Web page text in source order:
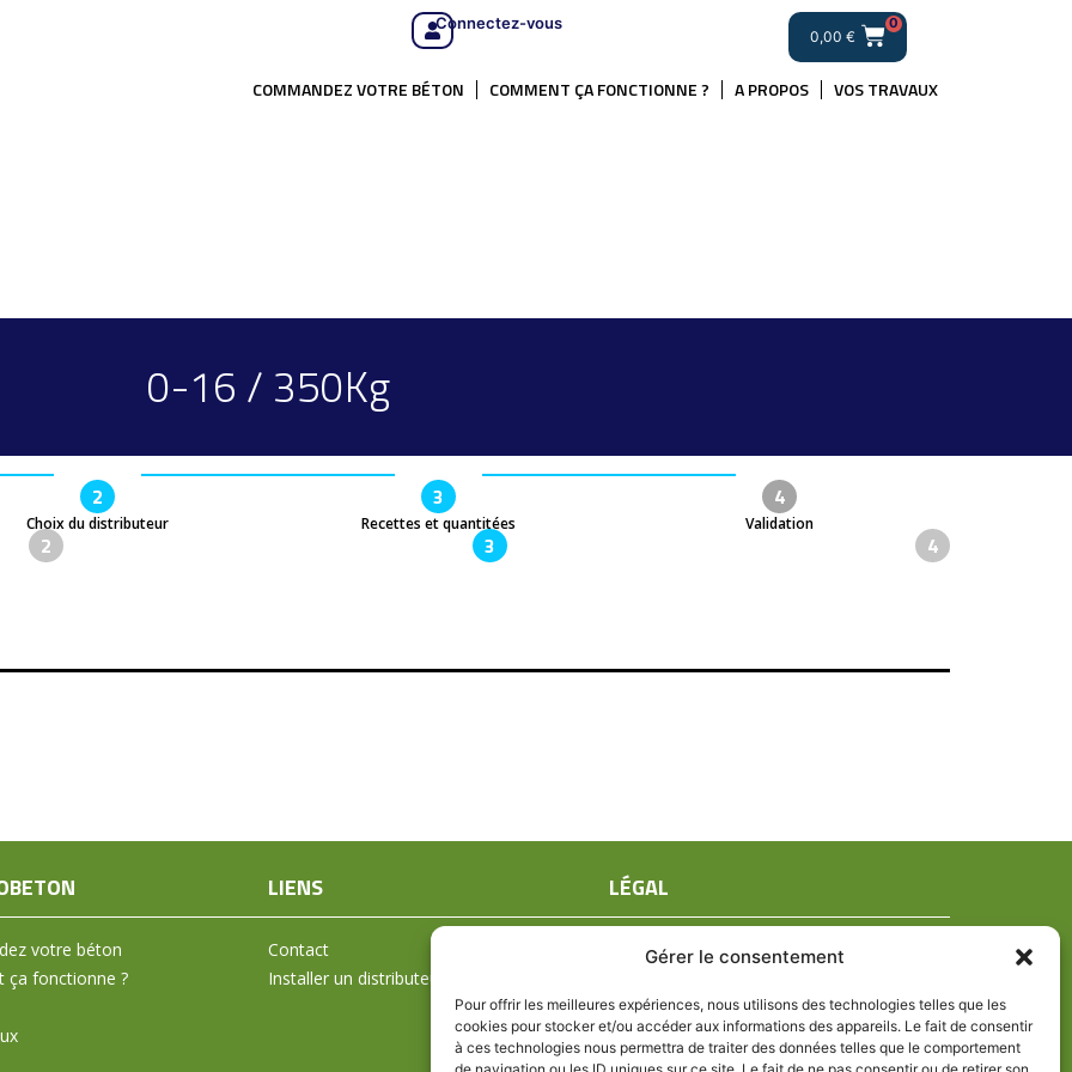
Gérer le consentement
Pour offrir les meilleures expériences, nous utilisons des technologies telles que les
cookies pour stocker et/ou accéder aux informations des appareils. Le fait de consentir
à ces technologies nous permettra de traiter des données telles que le comportement
Connectez-vous
0,00 €
0
COMMANDEZ VOTRE BÉTON COMMENT ÇA FONCTIONNE ? A PROPOS VOS TRAVAUX
0-16 / 350Kg
2
Choix du distributeur
3
Recettes et quantitées
4
Validation
2 3 4
votre béton
ça fonctionne ?
LIENS
Contact
Installer un distributeur
LÉGAL
Mentions légales
Politique de confidentialité
Politique de cookies (UE)